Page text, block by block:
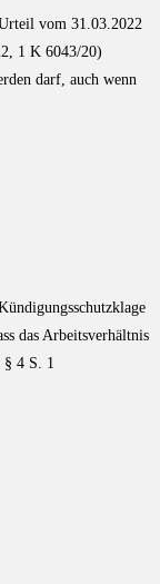
vom 31.03.2022
1 K 6043/20)
darf, auch wenn
das Arbeitsverhältnis
§ 4 S. 1